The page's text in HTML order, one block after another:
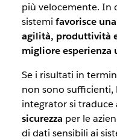
più velocemente. In
sistemi favorisce
agilità, produttività
migliore esperienza
Se i risultati in
non sono sufficienti,
integratorsi traduce
sicurezza per le
di dati sensibili ai